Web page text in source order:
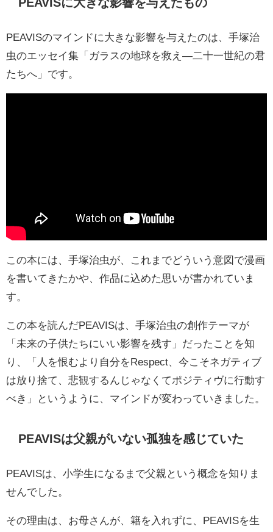
PEAVISのマインドに大きな影響を与えたのは、手塚治
虫のエッセイ集「ガラスの地球を救え―二十一世紀の君
たちへ」です。
この本には、手塚治虫が、これまでどういう意図で漫画
を書いてきたかや、作品に込めた思いが書かれていま
す。
この本を読んだPEAVISは、手塚治虫の創作テーマが
「未来の子供たちにいい影響を残す」だったことを知
り、「人を恨むより自分をRespect、今こそネガティブ
は放り捨て、悲観するんじゃなくてポジティヴに行動す
べき」というように、マインドが変わっていきました。
PEAVISは父親がいない孤独を感じていた
PEAVISは、小学生になるまで父親という概念を知りま
せんでした。
その理由は、お母さんが、籍を入れずに、PEAVISを生